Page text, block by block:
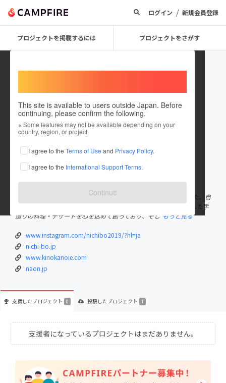
ログイン / 新規会員登録
プロジェクトを掲載するには プロジェクトをさがす
This site is available to users outside Japan. Before
continuing, please confirm the following.
※ Some features may not be available depending on your
country, region, or project.
I agree to the Terms of Use and Privacy Policy.
I agree to the International Support Terms.
Continue
nichibo
これまでに1件のプロジェクトを投稿しています
在住国：日本 現在地：愛知県
出身国：日本 出身地：愛知県
2020名古屋市名東区にて日々の暮らしをテーマに誕生いたしました。自
家菜園で採れた野菜を中心に健康的で美味しく、スパイスを使用した手
造りの料理・デザートを心を込めて創っており、そし もっと見る
www.instagram.com/nichibo2019/?hl=ja
nichi-bo.jp
www.kinokanoie.com
naon.jp
支援したプロジェクト 0 投稿したプロジェクト 1
支援者になっているプロジェクトはまだありません。